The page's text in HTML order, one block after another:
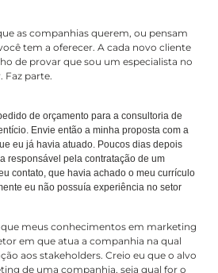
as companhias querem, ou pensam
tem a oferecer. A cada novo cliente
de provar que sou um especialista no
Faz parte.
de orçamento para a consultoria de
Envie então a minha proposta com a
eu já havia atuado. Poucos dias depois
responsável pela contratação de um
contato, que havia achado o meu currículo
eu não possuía experiência no setor
que meus conhecimentos em marketing
em que atua a companhia na qual
aos stakeholders. Creio eu que o alvo
de uma companhia, seja qual for o